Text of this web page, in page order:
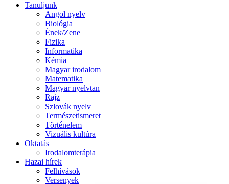
Tanuljunk
Angol nyelv
Biológia
Ének/Zene
Fizika
Informatika
Kémia
Magyar irodalom
Matematika
Magyar nyelvtan
Rajz
Szlovák nyelv
Természetismeret
Történelem
Vizuális kultúra
Oktatás
Irodalomterápia
Hazai hírek
Felhívások
Versenyek